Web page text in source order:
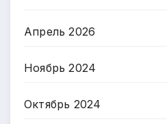
Апрель 2026
Ноябрь 2024
Октябрь 2024